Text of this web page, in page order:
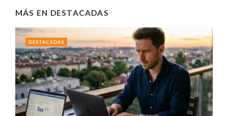
MÁS EN DESTACADAS
DESTACADAS